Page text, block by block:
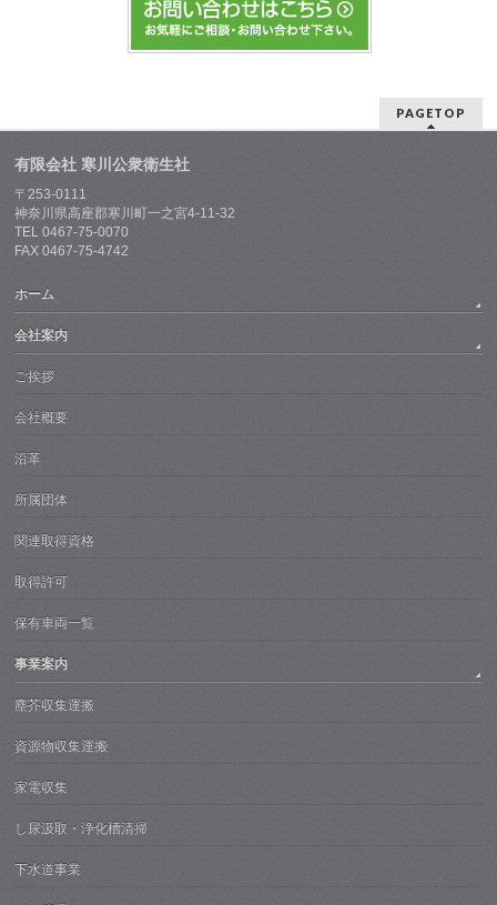
PAGETOP
有限会社 寒川公衆衛生社
〒253-0111
神奈川県高座郡寒川町一之宮4-11-32
TEL 0467-75-0070
FAX 0467-75-4742
ホーム
会社案内
ご挨拶
会社概要
沿革
所属団体
関連取得資格
取得許可
保有車両一覧
事業案内
塵芥収集運搬
資源物収集運搬
家電収集
し尿汲取・浄化槽清掃
下水道事業